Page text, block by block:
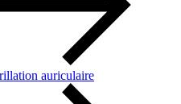
auriculaire